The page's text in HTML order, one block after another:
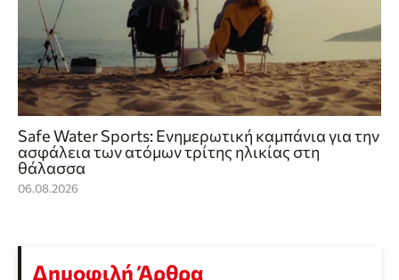
Safe Water Sports: Eνημερωτική καμπάνια για την
ασφάλεια των ατόμων τρίτης ηλικίας στη
θάλασσα
06.08.2026
Δημοφιλή Άρθρα